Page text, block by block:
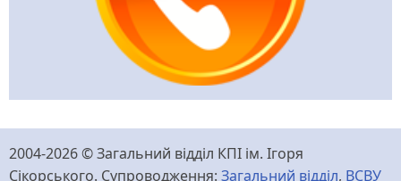
2004-2026 © Загальний відділ КПІ ім. Ігоря
Сікорського. Супроводження: Загальний відділ, ВСВУ